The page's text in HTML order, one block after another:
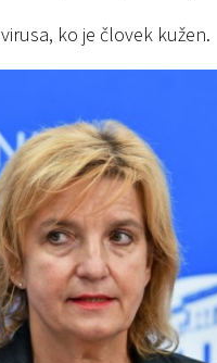
ko je človek kužen.